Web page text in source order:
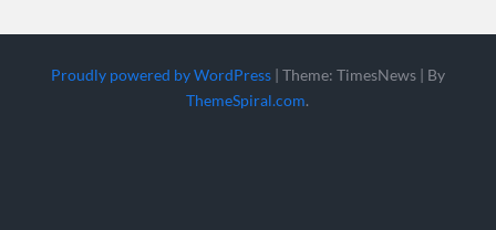
Proudly powered by WordPress | Theme: TimesNews | By
ThemeSpiral.com.